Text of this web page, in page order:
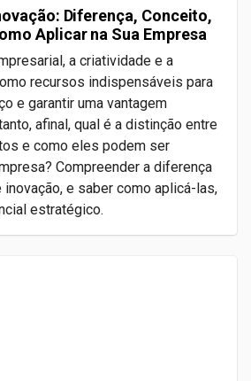
Diferença, Conceito,
Aplicar na Sua Empresa
a criatividade e a
recursos indispensáveis para
e garantir uma vantagem
afinal, qual é a distinção entre
e como eles podem ser
Compreender a diferença
e saber como aplicá-las,
estratégico.